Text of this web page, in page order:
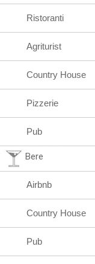
Ristoranti
Agriturist
Country House
Pizzerie
Pub
Bere
Airbnb
Country House
Pub